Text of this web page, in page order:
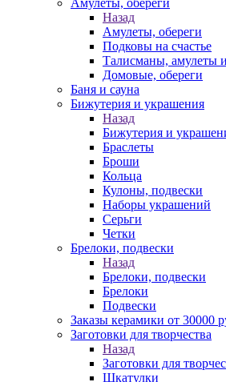
Амулеты, обереги
Назад
Амулеты, обереги
Подковы на счастье
Талисманы, амулеты
Домовые, обереги
Баня и сауна
Бижутерия и украшения
Назад
Бижутерия и
Браслеты
Броши
Кольца
Кулоны, подвески
Наборы украшений
Серьги
Четки
Брелоки, подвески
Назад
Брелоки, подвески
Брелоки
Подвески
Заказы керамики от 30000
Заготовки для творчества
Назад
Заготовки для
Шкатулки